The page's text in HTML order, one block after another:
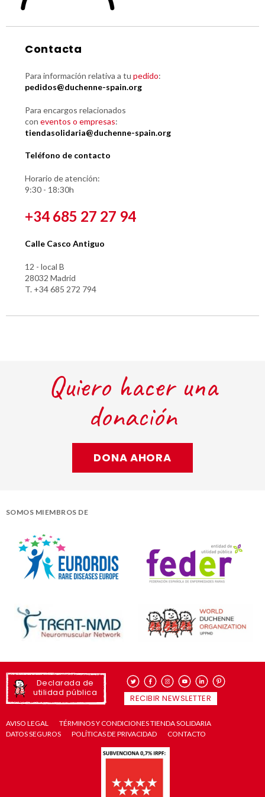
Contacta
Para información relativa a tu pedido:
pedidos@duchenne-spain.org
Para encargos relacionados
con eventos o empresas:
tiendasolidaria@duchenne-spain.org
Teléfono de contacto
Horario de atención:
9:30 - 18:30h
+34 685 27 27 94
Calle Casco Antiguo
12 - local B
28032 Madrid
T. +34 685 272 794
Quiero hacer una
donación
DONA AHORA
SOMOS MIEMBROS DE
Declarada de
utilidad pública
RECIBIR NEWSLETTER
AVISO LEGAL
TÉRMINOS Y CONDICIONES TIENDA SOLIDARIA
DATOS SEGUROS
POLÍTICAS DE PRIVACIDAD CONTACTO